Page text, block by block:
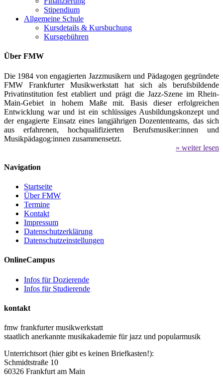
Stipendium
Allgemeine Schule
Kursdetails & Kursbuchung
Kursgebühren
Über FMW
Die 1984 von engagierten Jazzmusikern und Pädagogen gegründete
FMW Frankfurter Musikwerkstatt hat sich als berufsbildende
Privatinstitution fest etabliert und prägt die Jazz-Szene im Rhein-
Main-Gebiet in hohem Maße mit. Basis dieser erfolgreichen
Entwicklung war und ist ein schlüssiges Ausbildungskonzept und
der engagierte Einsatz eines langjährigen Dozententeams, das sich
aus erfahrenen, hochqualifizierten Berufsmusiker:innen und
Musikpädagog:innen zusammensetzt.
» weiter lesen
Navigation
Startseite
Über FMW
Termine
Kontakt
Impressum
Datenschutzerklärung
Datenschutzeinstellungen
OnlineCampus
Infos für Dozierende
Infos für Studierende
kontakt
fmw frankfurter musikwerkstatt
staatlich anerkannte musikakademie für jazz und popularmusik
Unterrichtsort (hier gibt es keinen Briefkasten!):
Schmidtstraße 10
60326 Frankfurt am Main